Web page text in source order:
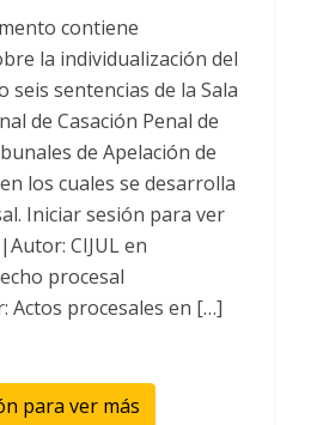
contiene
la individualización del
seis sentencias de la Sala
de Casación Penal de
de Apelación de
los cuales se desarrolla
Iniciar sesión para ver
CIJUL en
procesal
Actos procesales en […]
para ver más